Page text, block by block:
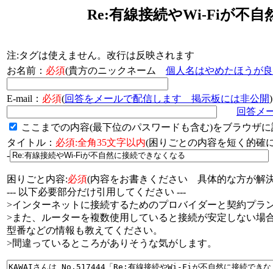
Re:有線接続やWi-Fiが不自
注:タグは使えません。改行は反映されます
お名前： 必須(貴方のニックネーム 個人名はやめたほうが
E-mail： 必須(回答をメールで配信します 掲示板には非公開)
回答メ
ここまでの内容(最下位のパスワードも含む)をブラウザ
タイトル： 必須:全角35文字以内(困りごとの内容を短く的
-
困りごと内容:必須(内容をお書きください 具体的な方が解
--- 以下必要部分だけ引用してください ---
>インターネットに接続するためのプロバイダーと契約プラ
>また、ルーターを複数使用していると接続が安定しない
型番などの情報も教えてください。
>間違っているところがありそうな気がします。